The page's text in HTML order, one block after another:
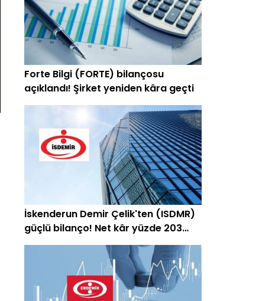
Forte Bilgi (FORTE) bilançosu
açıklandı! Şirket yeniden kâra geçti
İskenderun Demir Çelik'ten (ISDMR)
güçlü bilanço! Net kâr yüzde 203
arttı